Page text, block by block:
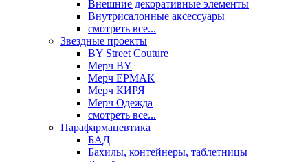
Внешние декоративные элементы
Внутрисалонные аксессуары
смотреть все...
Звездные проекты
BY Street Couture
Мерч BY
Мерч ЕРМАК
Мерч КИРЯ
Мерч Одежда
смотреть все...
Парафармацевтика
БАД
Бахилы, контейнеры, таблетницы